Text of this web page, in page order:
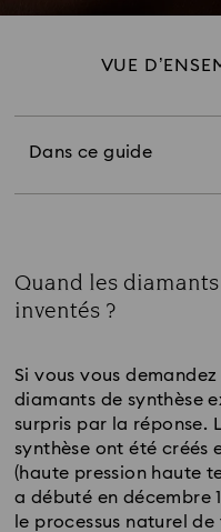
VUE
Dans ce guide
Depuis quand les
Qui a inventé les
Comment les
Quelle est la durée
Quand les
inventés ?
Si vous vous
diamants de synthèse
surpris par la réponse.
synthèse ont été créés
(haute pression haute
a débuté en décembre
le processus naturel